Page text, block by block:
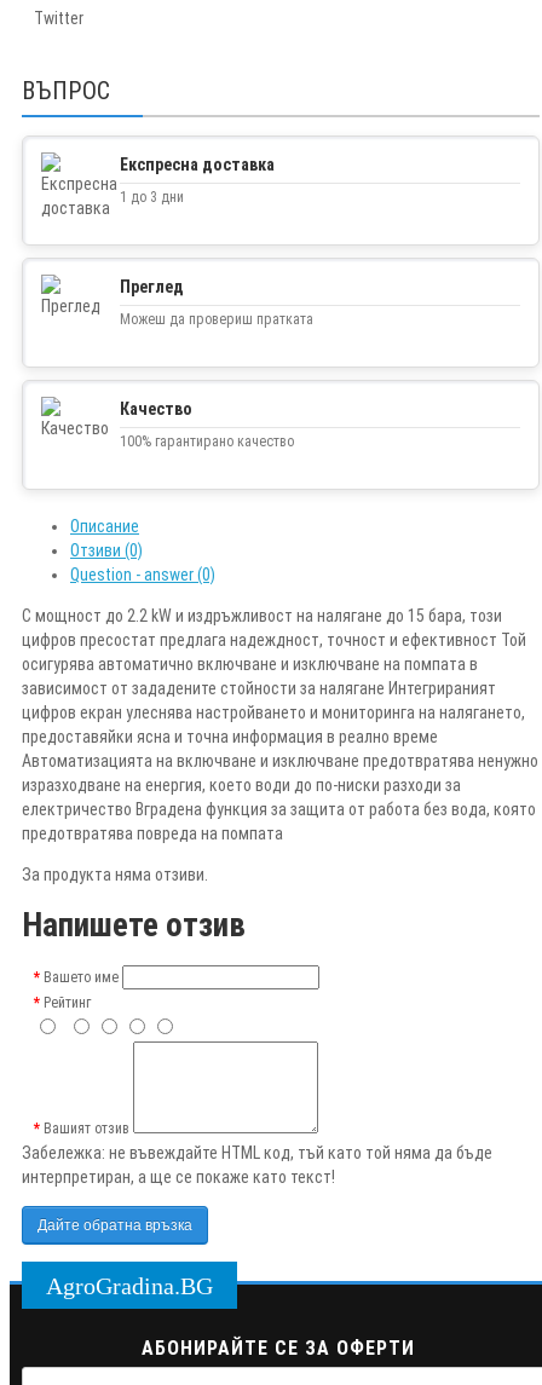
Twitter
ВЪПРОС
Експресна доставка
1 до 3 дни
Преглед
Можеш да провериш пратката
Качество
100% гарантирано качество
Описание
Отзиви (0)
Question - answer (0)
С мощност до 2.2 kW и издръжливост на налягане до 15 бара, този
цифров пресостат предлага надеждност, точност и ефективност Той
осигурява автоматично включване и изключване на помпата в
зависимост от зададените стойности за налягане Интегрираният
цифров екран улеснява настройването и мониторинга на налягането,
предоставяйки ясна и точна информация в реално време
Автоматизацията на включване и изключване предотвратява ненужно
изразходване на енергия, което води до по-ниски разходи за
електричество Вградена функция за защита от работа без вода, която
предотвратява повреда на помпата
За продукта няма отзиви.
Напишете отзив
Вашето име
Рейтинг
Вашият отзив
Забележка: не въвеждайте HTML код, тъй като той няма да бъде
интерпретиран, а ще се покаже като текст!
Дайте обратна връзка
AgroGradina.BG
АБОНИРАЙТЕ СЕ ЗА ОФЕРТИ